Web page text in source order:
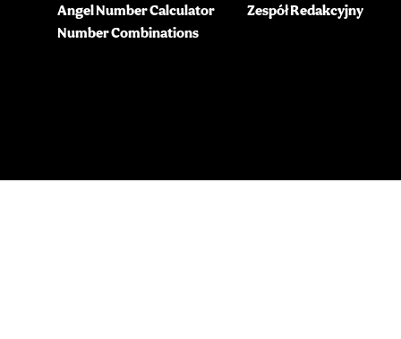
Angel Number Calculator
Number Combinations
Zespół Redakcyjny